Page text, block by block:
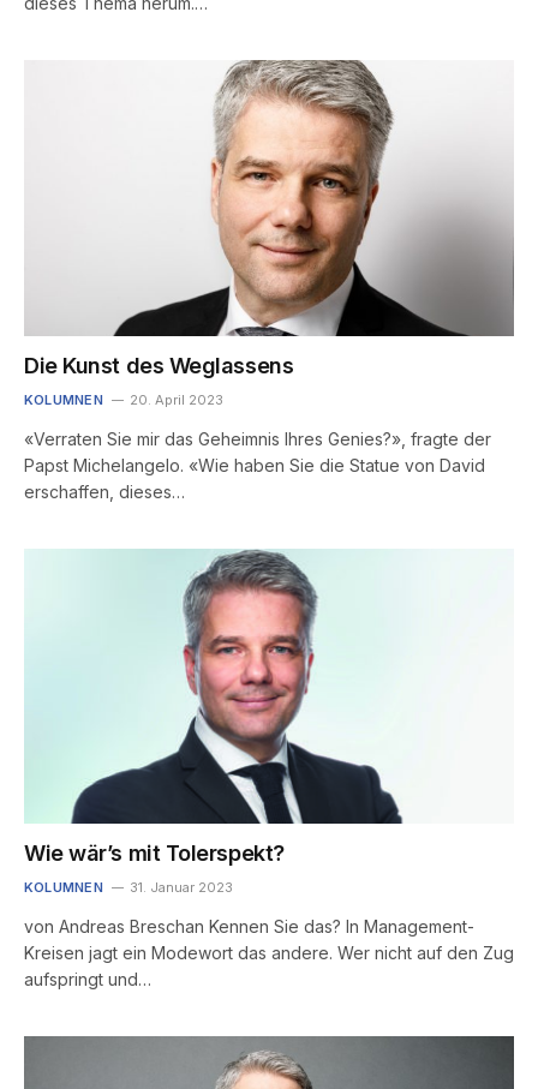
Die Kunst des Weglassens
KOLUMNEN 20. April 2023
«Verraten Sie mir das Geheimnis Ihres Genies?», fragte der
Papst Michelangelo. «Wie haben Sie die Statue von David
erschaffen, dieses…
Wie wär’s mit Tolerspekt?
KOLUMNEN 31. Januar 2023
von Andreas Breschan Kennen Sie das? In Management-
Kreisen jagt ein Modewort das andere. Wer nicht auf den Zug
aufspringt und…